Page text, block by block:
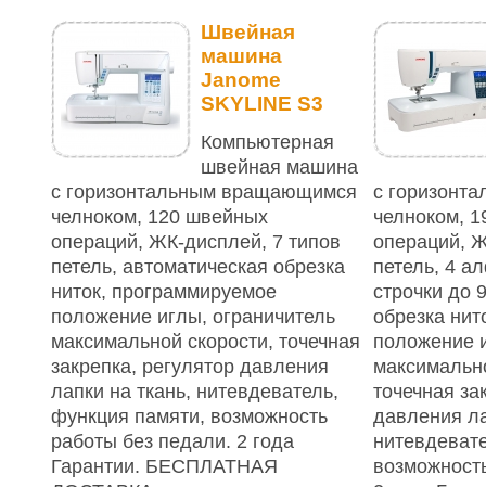
Швейная
машина
Janome
SKYLINE S3
Компьютерная
швейная машина
с горизонтальным вращающимся
челноком, 120 швейных
операций, ЖК-дисплей, 7 типов
петель, автоматическая обрезка
ниток, программируемое
положение иглы, ограничитель
максимальной скорости, точечная
закрепка, регулятор давления
лапки на ткань, нитевдеватель,
функция памяти, возможность
работы без педали. 2 года
Гарантии. БЕСПЛАТНАЯ
с
челноком,
операций,
петель, 4
строчки до
обрезка
положение
точечная
давления